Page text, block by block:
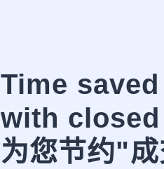
Time
with
为您节约"成